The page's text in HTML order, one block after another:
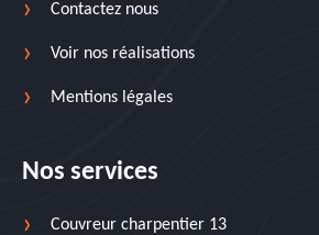
Contactez nous
Voir nos réalisations
Mentions légales
Nos services
Couvreur charpentier 13